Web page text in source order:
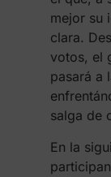
mejor su
clara.
votos, el
pasará a
salga de
En la